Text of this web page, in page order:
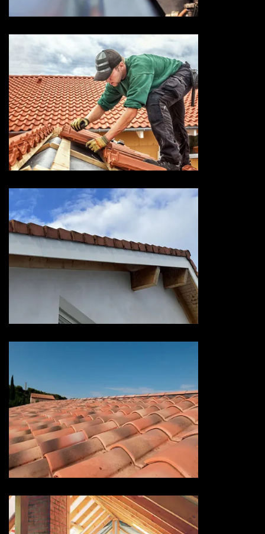
Entreprise de toiture 73
Savoie
Devis habillage planche de rive
73 Savoie
Devis hydrofuge toiture 73
Savoie